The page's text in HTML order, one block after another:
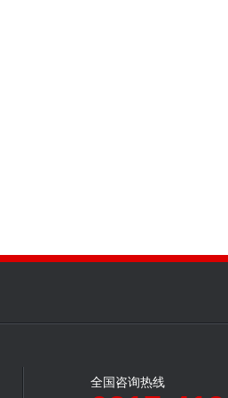
全国咨询热线